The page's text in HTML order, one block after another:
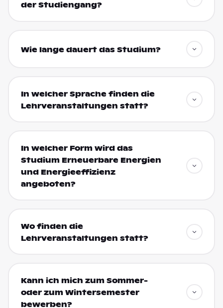
der Studiengang?
Wie lange dauert das Studium?
In welcher Sprache finden die
Lehrveranstaltungen statt?
In welcher Form wird das
Studium Erneuerbare Energien
und Energieeffizienz
angeboten?
Wo finden die
Lehrveranstaltungen statt?
Kann ich mich zum Sommer-
oder zum Wintersemester
bewerben?